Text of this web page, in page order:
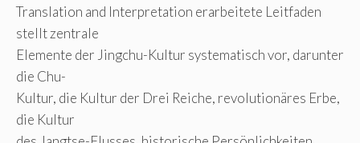
Translation and Interpretation erarbeitete Leitfaden
stellt zentrale
Elemente der Jingchu-Kultur systematisch vor, darunter
die Chu-
Kultur, die Kultur der Drei Reiche, revolutionäres Erbe,
die Kultur